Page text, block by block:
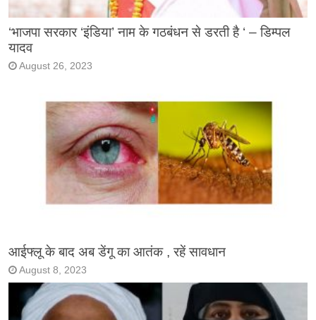
‘भाजपा सरकार ‘इंडिया’ नाम के गठबंधन से डरती है ‘ – डिम्पल
यादव
August 26, 2023
आईफ्लू के बाद अब डेंगू का आतंक , रहें सावधान
August 8, 2023